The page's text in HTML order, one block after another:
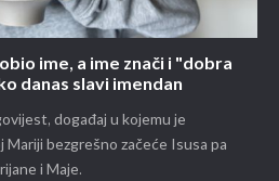
ime, a ime znači i "dobra
danas slavi imendan
događaj u kojemu je
bezgrešno začeće Isusa pa
i Maje.